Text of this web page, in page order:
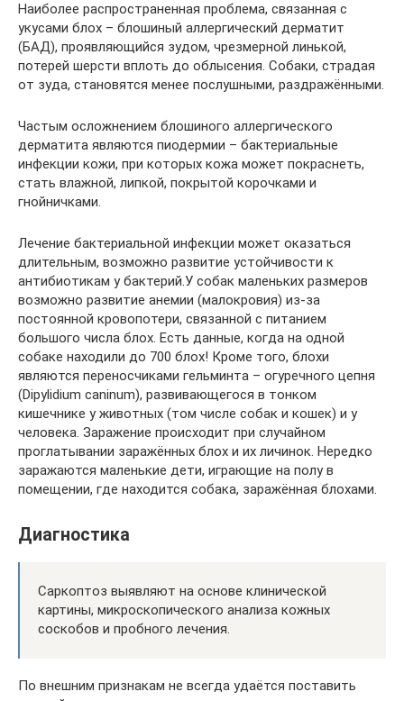
Наиболее распространенная проблема, связанная с
укусами блох – блошиный аллергический дерматит
(БАД), проявляющийся зудом, чрезмерной линькой,
потерей шерсти вплоть до облысения. Собаки, страдая
от зуда, становятся менее послушными, раздражёнными.
Частым осложнением блошиного аллергического
дерматита являются пиодермии – бактериальные
инфекции кожи, при которых кожа может покраснеть,
стать влажной, липкой, покрытой корочками и
гнойничками.
Лечение бактериальной инфекции может оказаться
длительным, возможно развитие устойчивости к
антибиотикам у бактерий.У собак маленьких размеров
возможно развитие анемии (малокровия) из-за
постоянной кровопотери, связанной с питанием
большого числа блох. Есть данные, когда на одной
собаке находили до 700 блох! Кроме того, блохи
являются переносчиками гельминта – огуречного цепня
(Dipylidium caninum), развивающегося в тонком
кишечнике у животных (том числе собак и кошек) и у
человека. Заражение происходит при случайном
проглатывании заражённых блох и их личинок. Нередко
заражаются маленькие дети, играющие на полу в
помещении, где находится собака, заражённая блохами.
Диагностика
Саркоптоз выявляют на основе клинической
картины, микроскопического анализа кожных
соскобов и пробного лечения.
По внешним признакам не всегда удаётся поставить